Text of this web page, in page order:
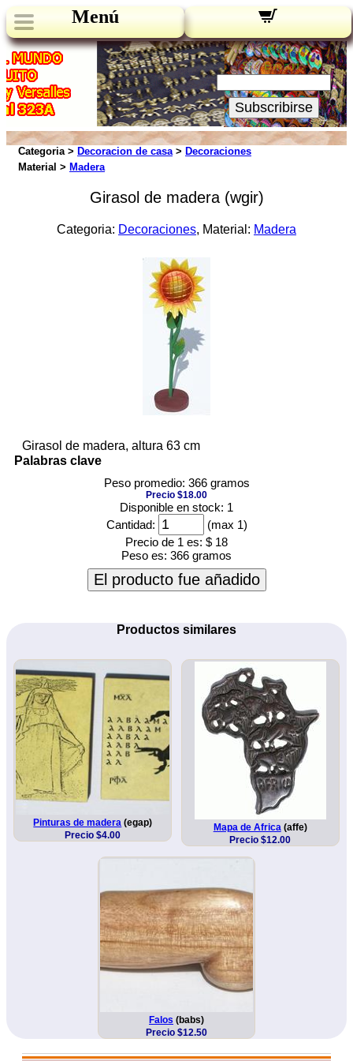
Menú
Novedades:
Su Email:
Subscribirse
Categoria > Decoracion de casa> Decoraciones
Material > Madera
Girasol de madera (wgir)
Categoria: Decoraciones, Material: Madera
Girasol de madera, altura 63 cm
Palabras clave
Peso promedio: 366 gramos
Precio $18.00
Disponible en stock: 1
Cantidad:
(max 1)
Precio de 1 es: $ 18
Peso es: 366 gramos
El producto fue añadido
Productos similares
Pinturas de madera (egap)
Precio $4.00
Mapa de Africa (affe)
Precio $12.00
Falos (babs)
Precio $12.50